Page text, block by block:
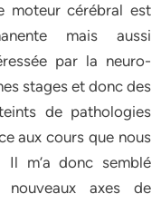
moteur cérébral est
mais aussi
par la neuro-
stages et donc des
de pathologies
aux cours que nous
m’a donc semblé
nouveaux axes de